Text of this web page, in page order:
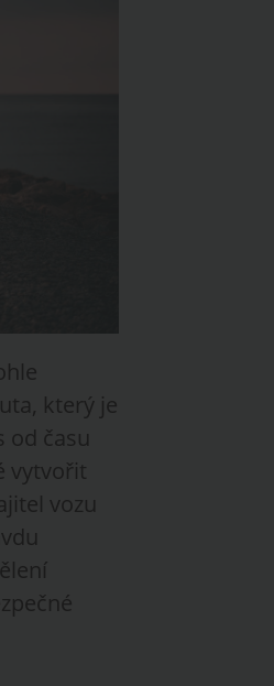
který je
od času
vytvořit
vozu